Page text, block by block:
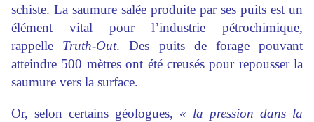
schiste. La saumure salée produite par ses puits est un
élément vital pour l’industrie pétrochimique,
rappelle Truth-Out. Des puits de forage pouvant
atteindre 500 mètres ont été creusés pour repousser la
saumure vers la surface.
Or, selon certains géologues, « la pression dans la